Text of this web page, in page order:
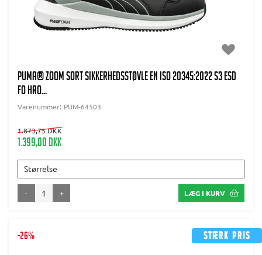
PUMA® Zoom Sort Sikkerhedsstøvle EN ISO 20345:2022 S3 ESD
FO HRO...
Varenummer: PUM-64503
1.873,75 DKK
1.399,00 DKK
Størrelse
- + LÆG I KURV
Stærk pris
-26%